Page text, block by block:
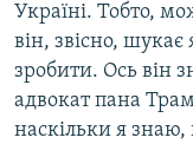
Україні. Тобто,
він, звісно,
зробити. Ось він
адвокат пана
наскільки я знаю,